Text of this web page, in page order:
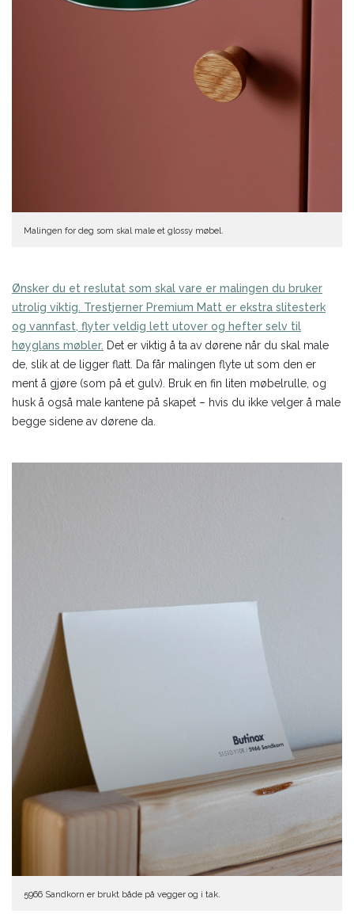
Malingen for deg som skal male et glossy møbel.
Ønsker du et reslutat som skal vare er malingen du bruker
utrolig viktig. Trestjerner Premium Matt er ekstra slitesterk
og vannfast, flyter veldig lett utover og hefter selv til
høyglans møbler. Det er viktig å ta av dørene når du skal male
de, slik at de ligger flatt. Da får malingen flyte ut som den er
ment å gjøre (som på et gulv). Bruk en fin liten møbelrulle, og
husk å også male kantene på skapet – hvis du ikke velger å male
begge sidene av dørene da.
5966 Sandkorn er brukt både på vegger og i tak.